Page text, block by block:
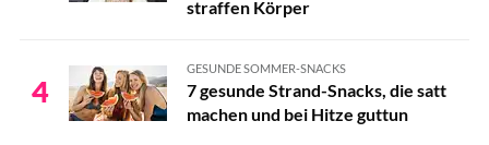
straffen Körper
4
GESUNDE SOMMER-SNACKS
7 gesunde Strand-Snacks, die satt
machen und bei Hitze guttun